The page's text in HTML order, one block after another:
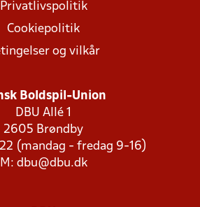
Privatlivspolitik
Cookiepolitik
og vilkår
Boldspil-Union
DBU Allé 1
2605 Brøndby
(mandag - fredag 9-16)
M: dbu@dbu.dk